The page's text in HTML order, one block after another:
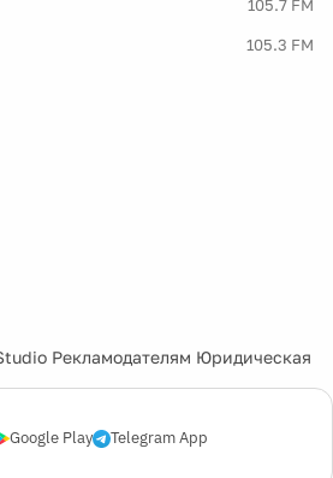
105.7 FM
105.3 FM
Рекламодателям Юридическая
Google Play Telegram App